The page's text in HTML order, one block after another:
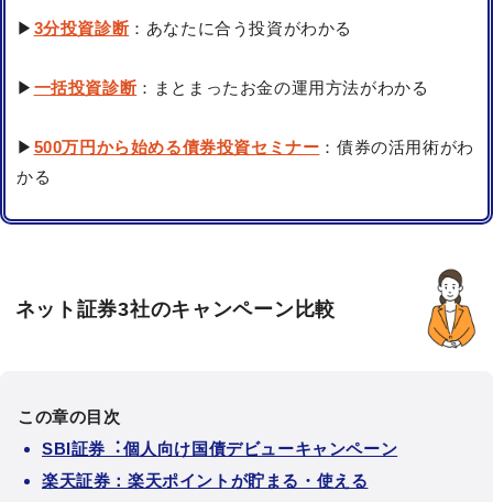
▶ 3分投資診断：あなたに合う投資がわかる
▶ 一括投資診断：まとまったお金の運用方法がわかる
▶ 500万円から始める債券投資セミナー ：債券の活用術がわ
かる
ネット証券3社のキャンペーン比較
この章の目次
SBI証券︓個⼈向け国債デビューキャンペーン
楽天証券：楽天ポイントが貯まる・使える